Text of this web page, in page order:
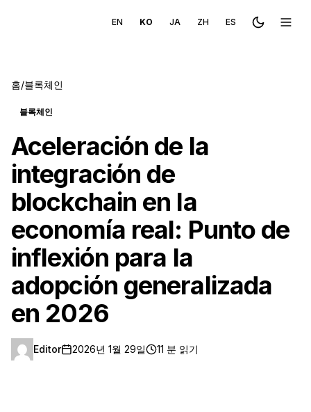
EN KO JA ZH ES Toggle메뉴
홈/블록체인
블록체인
Aceleración de la
integración de
blockchain en la
economía real: Punto de
inflexión para la
adopción generalizada
en 2026
Editor 2026년 1월 29일 11 분 읽기